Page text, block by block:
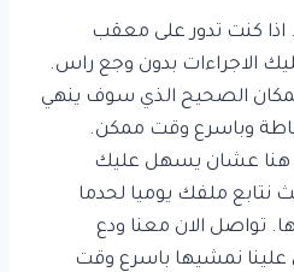
اذا كنت تدور على معقب
الاجراءات بدون وجع راس.
الصحيح الذي سوف ينهي
وباسرع وقت ممكن.
عشان يسهل عليك
نتابع ملفك يوميا لحدما
تواصل الان معنا ودع
علينا نمشيها باسرع وقت